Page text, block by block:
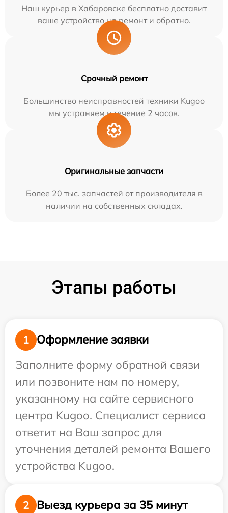
Наш курьер в Хабаровске бесплатно доставит
ваше устройство на ремонт и обратно.
Срочный ремонт
Большинство неисправностей техники Kugoo
мы устраняем в течение 2 часов.
Оригинальные запчасти
Более 20 тыс. запчастей от производителя в
наличии на собственных складах.
Этапы работы
1
Оформление заявки
Заполните форму обратной связи
или позвоните нам по номеру,
указанному на сайте сервисного
центра Kugoo. Специалист сервиса
ответит на Ваш запрос для
уточнения деталей ремонта Вашего
устройства Kugoo.
2
Выезд курьера за 35 минут